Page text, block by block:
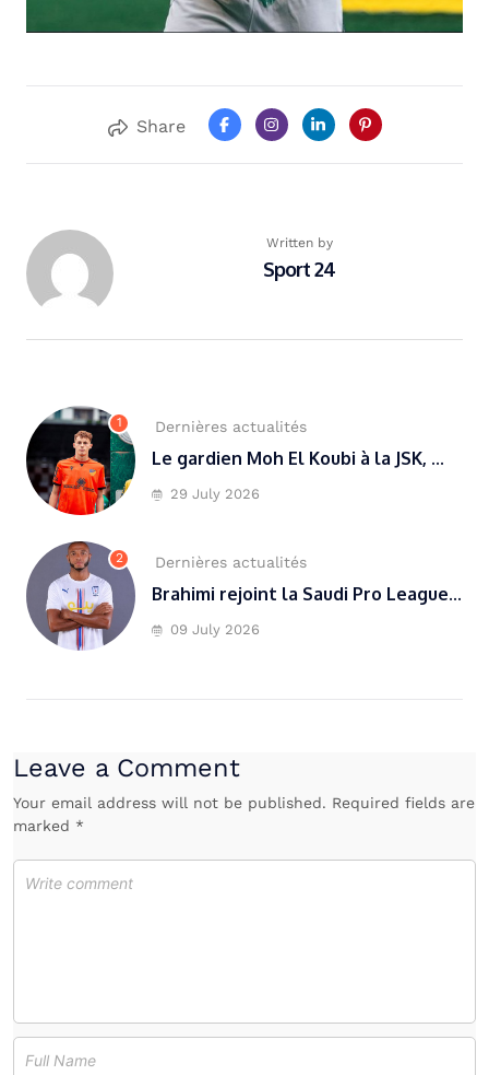
Share
Written by
Sport 24
1 Dernières actualités
Le gardien Moh El Koubi à la JSK, ...
29 July 2026
2 Dernières actualités
Brahimi rejoint la Saudi Pro League...
09 July 2026
Leave a Comment
Your email address will not be published. Required fields are
marked *